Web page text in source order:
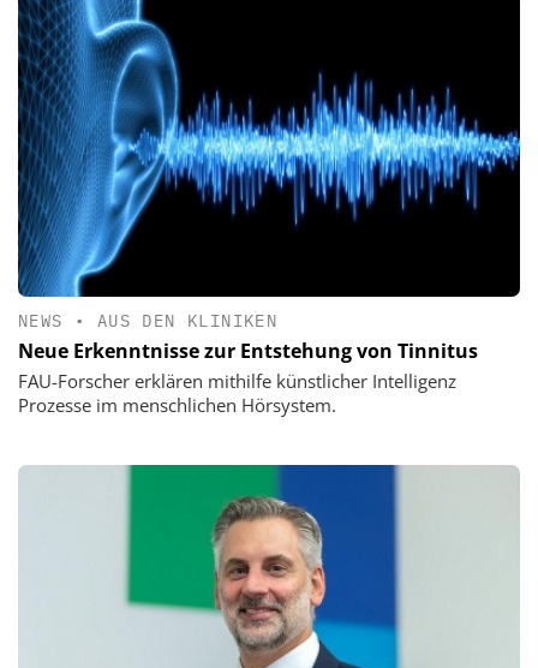
NEWS • AUS DEN KLINIKEN
Neue Erkenntnisse zur Entstehung von Tinnitus
FAU-Forscher erklären mithilfe künstlicher Intelligenz
Prozesse im menschlichen Hörsystem.